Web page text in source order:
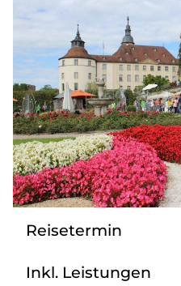
Mehrtagesreisen
Tagesreisen
Bus anmieten
Service
Kontakt
Reisetermin
Inkl. Leistungen